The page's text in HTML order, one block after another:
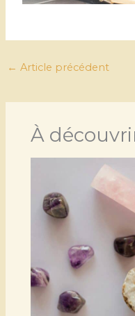
← Article précédent
À